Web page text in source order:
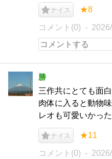
ナイス ★8
コメント(0)
勝
三作共にとても面
肉体に入ると動物
レオも可愛いかった
ナイス ★11
コメント(0)